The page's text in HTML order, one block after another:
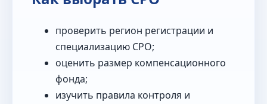
проверить регион регистрации и
специализацию СРО;
оценить размер компенсационного
фонда;
изучить правила контроля и